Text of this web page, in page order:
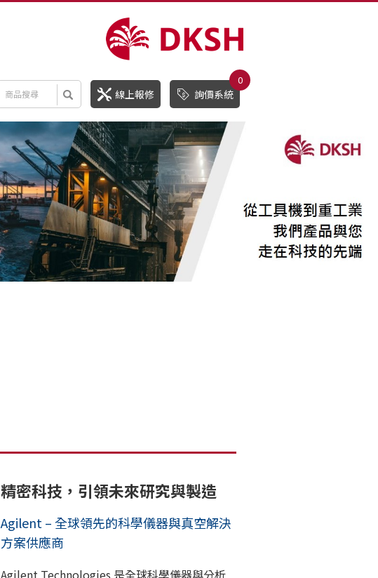
線上報修 詢價系統
0
精密科技，引領未來研究與製造
Agilent – 全球領先的科學儀器與真空解決
方案供應商